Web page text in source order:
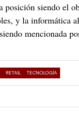
posición siendo el
y la informática
mencionada
RETAIL TECNOLOGÍA